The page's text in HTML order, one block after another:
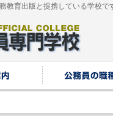
教育出版と提携している学校で